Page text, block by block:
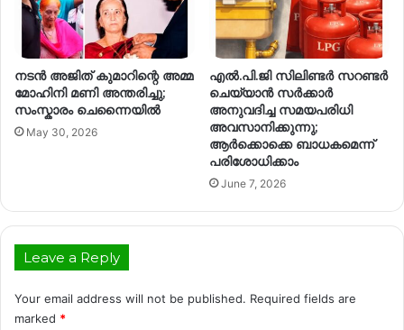
നടൻ അജിത് കുമാറിന്റെ അമ്മ
മോഹിനി മണി അന്തരിച്ചു;
സംസ്കാരം ചെന്നൈയിൽ
May 30, 2026
എൽ.പി.ജി സിലിണ്ടർ സറണ്ടർ
ചെയ്യാൻ സർക്കാർ
അനുവദിച്ച സമയപരിധി
അവസാനിക്കുന്നു;
ആർക്കൊക്കെ ബാധകമെന്ന്
പരിശോധിക്കാം
June 7, 2026
Leave a Reply
Your email address will not be published. Required fields are
marked *